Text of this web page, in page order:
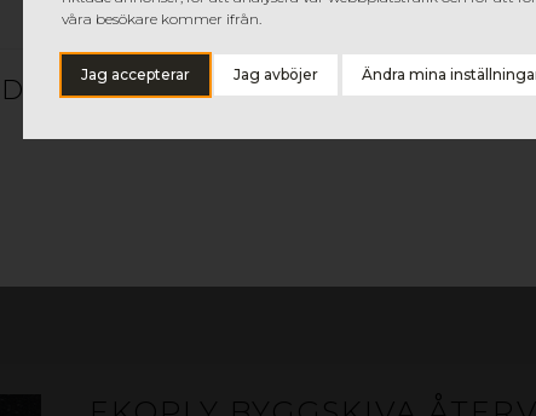
våra besökare kommer ifrån.
Jag accepterar Jag avböjer Ändra mina
Materialet är vattentåligt och kan användas som
byggtejp. Isocover är tillverkat av delvis